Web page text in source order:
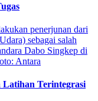
Terintegrasi